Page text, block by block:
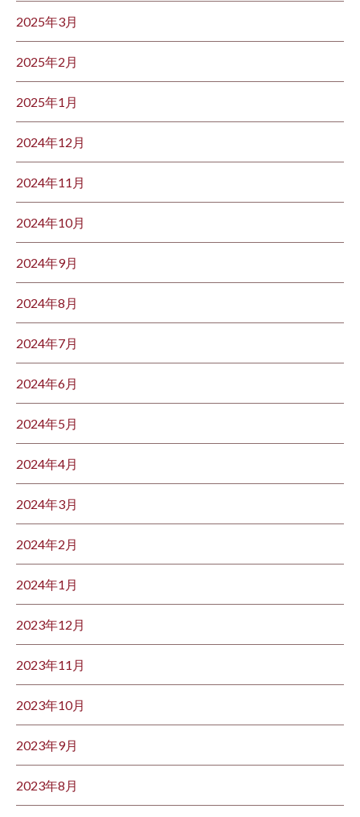
2025年3月
2025年2月
2025年1月
2024年12月
2024年11月
2024年10月
2024年9月
2024年8月
2024年7月
2024年6月
2024年5月
2024年4月
2024年3月
2024年2月
2024年1月
2023年12月
2023年11月
2023年10月
2023年9月
2023年8月